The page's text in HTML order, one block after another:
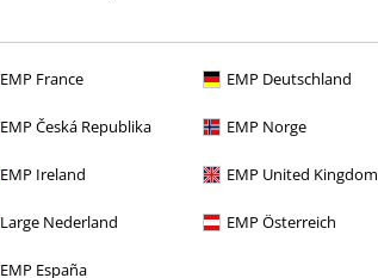
EMP France EMP Deutschland
EMP Česká Republika EMP Norge
EMP Ireland EMP United Kingdom
Large Nederland EMP Österreich
EMP España